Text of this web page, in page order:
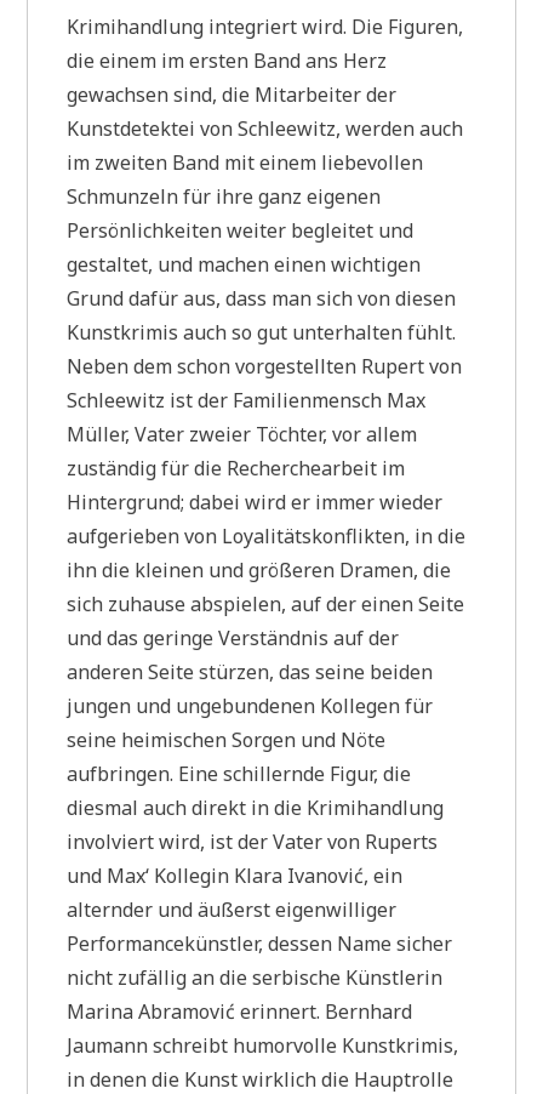
Krimihandlung integriert wird. Die Figuren,
die einem im ersten Band ans Herz
gewachsen sind, die Mitarbeiter der
Kunstdetektei von Schleewitz, werden auch
im zweiten Band mit einem liebevollen
Schmunzeln für ihre ganz eigenen
Persönlichkeiten weiter begleitet und
gestaltet, und machen einen wichtigen
Grund dafür aus, dass man sich von diesen
Kunstkrimis auch so gut unterhalten fühlt.
Neben dem schon vorgestellten Rupert von
Schleewitz ist der Familienmensch Max
Müller, Vater zweier Töchter, vor allem
zuständig für die Recherchearbeit im
Hintergrund; dabei wird er immer wieder
aufgerieben von Loyalitätskonflikten, in die
ihn die kleinen und größeren Dramen, die
sich zuhause abspielen, auf der einen Seite
und das geringe Verständnis auf der
anderen Seite stürzen, das seine beiden
jungen und ungebundenen Kollegen für
seine heimischen Sorgen und Nöte
aufbringen. Eine schillernde Figur, die
diesmal auch direkt in die Krimihandlung
involviert wird, ist der Vater von Ruperts
und Max‘ Kollegin Klara Ivanović, ein
alternder und äußerst eigenwilliger
Performancekünstler, dessen Name sicher
nicht zufällig an die serbische Künstlerin
Marina Abramović erinnert. Bernhard
Jaumann schreibt humorvolle Kunstkrimis,
in denen die Kunst wirklich die Hauptrolle